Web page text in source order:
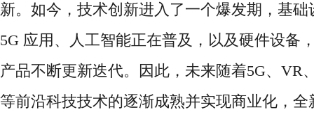
新。如今，技术创新进入了一个爆发期，基
5G 应用、人工智能正在普及，以及硬件设备
产品不断更新迭代。因此，未来随着5G、VR
等前沿科技技术的逐渐成熟并实现商业化，全